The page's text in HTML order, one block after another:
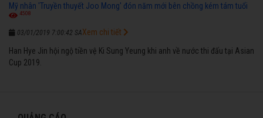
Mỹ nhân 'Truyền thuyết Joo Mong' đón năm mới bên chồng kém tám tuổi
4508
03/01/2019 7:00:42 SA
Han Hye Jin hội ngộ tiền vệ Ki Sung Yeung khi anh về nước thi đấu tại Asian
Cup 2019.
Xem chi tiết